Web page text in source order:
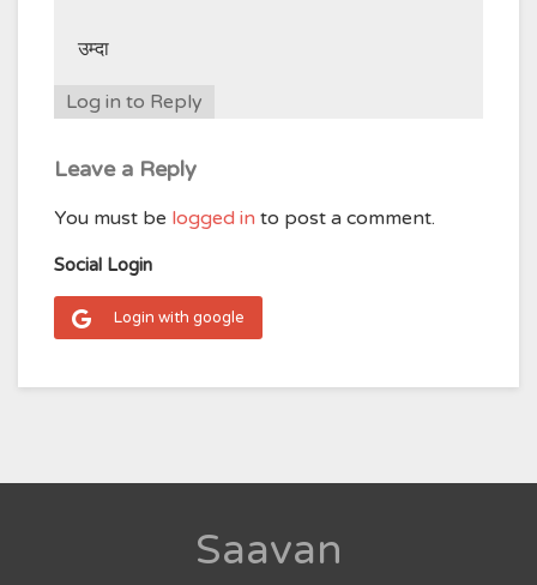
उम्दा
Log in to Reply
Leave a Reply
You must be logged in to post a comment.
Social Login
Login with google
Saavan